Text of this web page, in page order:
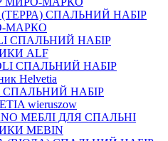
(ТЕРРА) СПАЛЬНИЙ НАБІР
МАРКО
СПАЛЬНИЙ НАБІР
ALF
СПАЛЬНИЙ НАБІР
Helvetia
СПАЛЬНИЙ НАБІР
wieruszow
МЕБЛІ ДЛЯ СПАЛЬНІ
MEBIN